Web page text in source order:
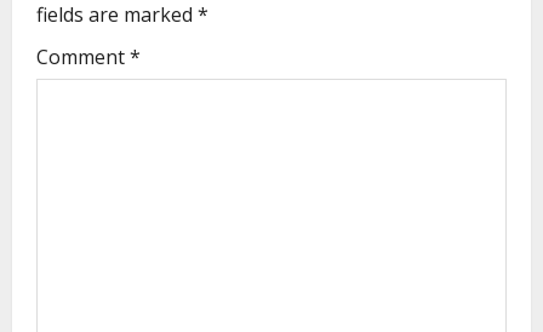
fields are marked *
Comment*